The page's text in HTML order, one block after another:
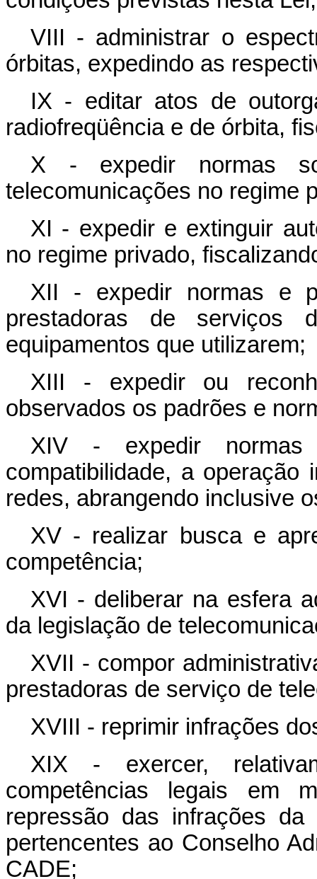
VIII - administrar o
órbitas, expedindo as
IX - editar atos de
radiofreqüência e de órbita,
X - expedir normas
telecomunicações no regime
XI - expedir e extinguir
no regime privado,
XII - expedir normas e
prestadoras de serviços
equipamentos que utilizarem;
XIII - expedir ou
observados os padrões e
XIV - expedir
compatibilidade, a
redes, abrangendo inclusive
XV - realizar busca e
competência;
XVI - deliberar na esfera
da legislação de
XVII - compor
prestadoras de serviço de
XVIII - reprimir infrações
XIX - exercer,
competências legais em
repressão das infrações
pertencentes ao Conselho
CADE;